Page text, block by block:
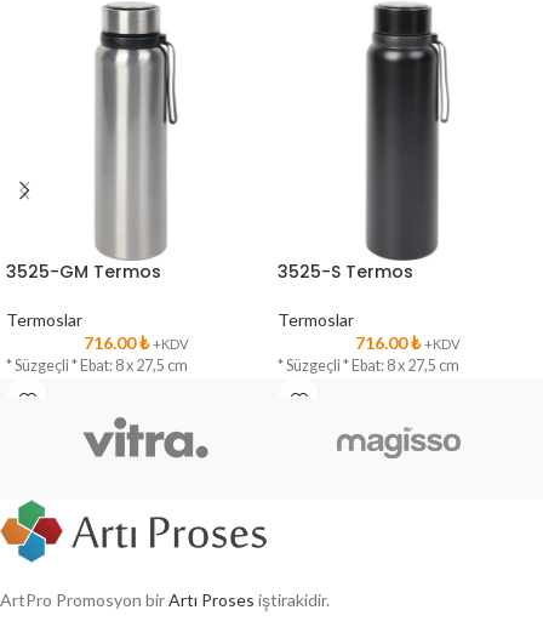
3525-GM Termos
Termoslar
716.00₺ +KDV
* Süzgeçli * Ebat: 8 x 27,5 cm
3525-S Termos
Termoslar
716.00₺ +KDV
* Süzgeçli * Ebat: 8 x 27,5 cm
ArtPro Promosyon birArtı Proses iştirakidir.